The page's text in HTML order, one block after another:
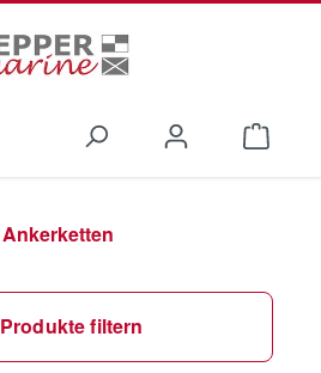
Ankerketten
Produkte filtern